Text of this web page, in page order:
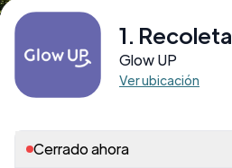
1. Recoleta
Glow UP
Ver ubicación
Cerrado ahora